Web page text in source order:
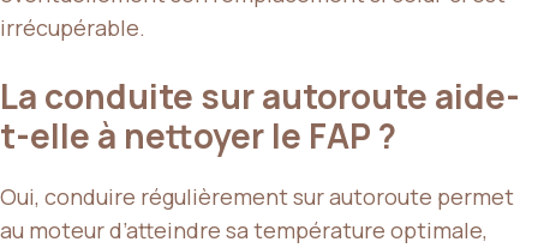
irrécupérable.
La conduite sur autoroute aide-
t-elle à nettoyer le FAP ?
Oui, conduire régulièrement sur autoroute permet
au moteur d’atteindre sa température optimale,